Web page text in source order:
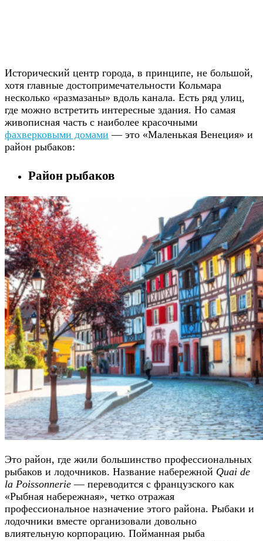
Исторический центр города, в принципе, не большой,
хотя главные достопримечательности Кольмара
несколько «размазаны» вдоль канала. Есть ряд улиц,
где можно встретить интересные здания. Но самая
живописная часть с наиболее красочными
фахверковыми домами — это «Маленькая Венеция» и
район рыбаков:
Район рыбаков
Это район, где жили большинство профессиональных
рыбаков и лодочников. Название набережной Quai de
la Poissonnerie — переводится с французского как
«Рыбная набережная», четко отражая
профессиональное назначение этого района. Рыбаки и
лодочники вместе организовали довольно
влиятельную корпорацию. Пойманная рыба